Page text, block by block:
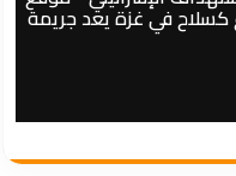
كسلاح في غزة يعد جريمة